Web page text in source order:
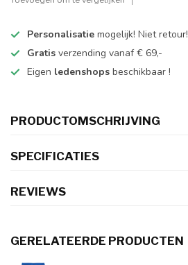
Personalisatie mogelijk! Niet retour!
Gratis verzending vanaf € 69,-
Eigen ledenshops beschikbaar !
PRODUCTOMSCHRIJVING
SPECIFICATIES
REVIEWS
GERELATEERDE PRODUCTEN